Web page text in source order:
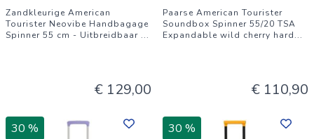
Zandkleurige American
Tourister Neovibe Handbagage
Spinner 55 cm - Uitbreidbaar ...
€ 129,00
Paarse American Tourister
Soundbox Spinner 55/20 TSA
Expandable wild cherry hard...
€ 110,90
30 % 30 %